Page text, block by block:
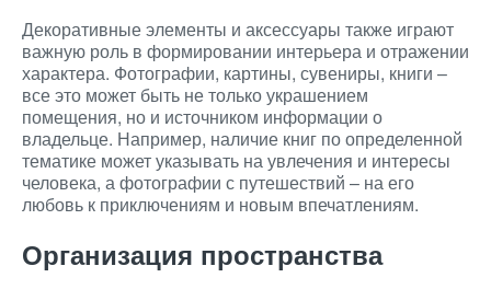
Декоративные элементы и аксессуары также играют
важную роль в формировании интерьера и отражении
характера. Фотографии, картины, сувениры, книги –
все это может быть не только украшением
помещения, но и источником информации о
владельце. Например, наличие книг по определенной
тематике может указывать на увлечения и интересы
человека, а фотографии с путешествий – на его
любовь к приключениям и новым впечатлениям.
Организация пространства